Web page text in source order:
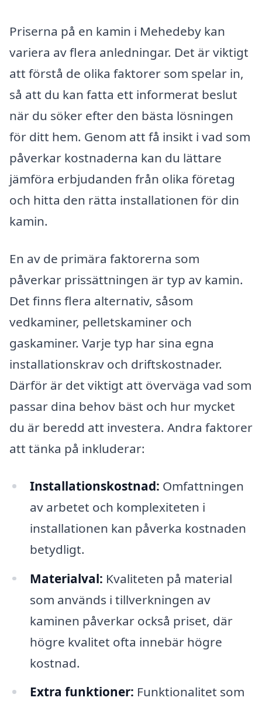
Priserna på en kamin i Mehedeby kan
variera av flera anledningar. Det är viktigt
att förstå de olika faktorer som spelar in,
så att du kan fatta ett informerat beslut
när du söker efter den bästa lösningen
för ditt hem. Genom att få insikt i vad som
påverkar kostnaderna kan du lättare
jämföra erbjudanden från olika företag
och hitta den rätta installationen för din
kamin.
En av de primära faktorerna som
påverkar prissättningen är typ av kamin.
Det finns flera alternativ, såsom
vedkaminer, pelletskaminer och
gaskaminer. Varje typ har sina egna
installationskrav och driftskostnader.
Därför är det viktigt att överväga vad som
passar dina behov bäst och hur mycket
du är beredd att investera. Andra faktorer
att tänka på inkluderar:
Installationskostnad: Omfattningen
av arbetet och komplexiteten i
installationen kan påverka kostnaden
betydligt.
Materialval: Kvaliteten på material
som används i tillverkningen av
kaminen påverkar också priset, där
högre kvalitet ofta innebär högre
kostnad.
Extra funktioner: Funktionalitet som